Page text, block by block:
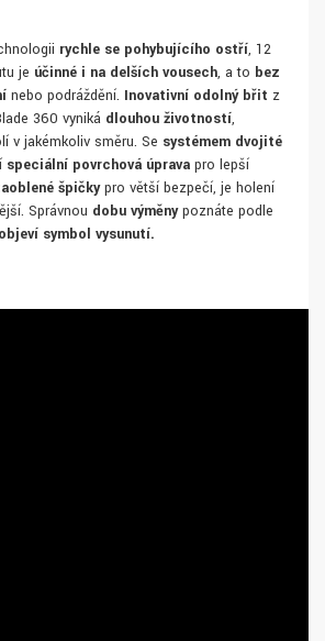
rychle se pohybujícího ostří, 12
je účinné i na delších vousech, a to bez
nebo podráždění. Inovativní odolný břit z
360 vyniká dlouhou životností,
v jakémkoliv směru. Se systémem dvojité
speciální povrchová úprava pro lepší
špičkypro větší bezpečí, je holení
Správnou dobu výměnypoznáte podle
objeví symbol vysunutí.